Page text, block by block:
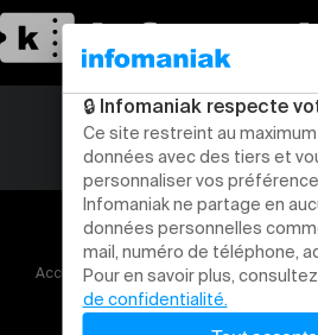
Accueil Vulnérable Guided Tour